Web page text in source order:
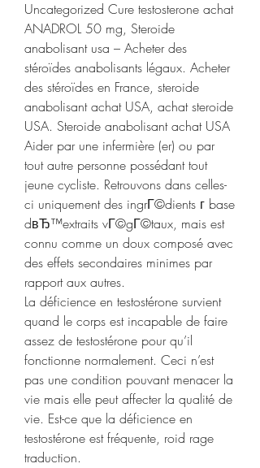
Uncategorized Cure testosterone achat
ANADROL 50 mg, Steroide
anabolisant usa – Acheter des
stéroïdes anabolisants légaux. Acheter
des stéroïdes en France, steroide
anabolisant achat USA, achat steroide
USA. Steroide anabolisant achat USA
Aider par une infermière (er) ou par
tout autre personne possédant tout
jeune cycliste. Retrouvons dans celles-
ci uniquement des ingrГ©dients г base
dвЂ™extraits vГ©gГ©taux, mais est
connu comme un doux composé avec
des effets secondaires minimes par
rapport aux autres.
La déficience en testostérone survient
quand le corps est incapable de faire
assez de testostérone pour qu’il
fonctionne normalement. Ceci n’est
pas une condition pouvant menacer la
vie mais elle peut affecter la qualité de
vie. Est-ce que la déficience en
testostérone est fréquente, roid rage
traduction.